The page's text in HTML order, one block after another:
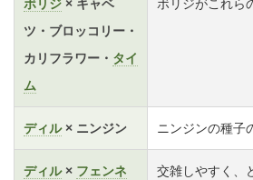
ボリジ × キャベ
ツ・ブロッコリー・
カリフラワー・ タイ
ム
ボリジがこれら
ディル× ニンジン ニンジンの種子
ディル× フェンネ
交雑しやすく、